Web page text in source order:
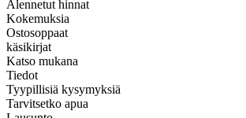
Alennetut hinnat
Kokemuksia
Ostosoppaat
käsikirjat
Katso mukana
Tiedot
Tyypillisiä kysymyksiä
Tarvitsetko apua